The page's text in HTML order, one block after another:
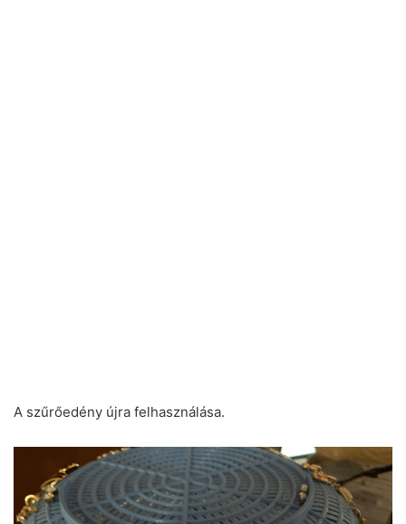
A szűrőedény újra felhasználása.